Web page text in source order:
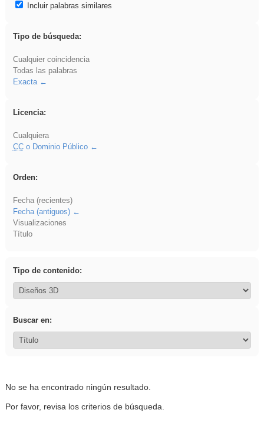
Incluir palabras similares
Tipo de búsqueda:
Cualquier coincidencia
Todas las palabras
Exacta
Licencia:
Cualquiera
CCo Dominio Público
Orden:
Fecha (recientes)
Fecha (antiguos)
Visualizaciones
Título
Tipo de contenido:
Buscar en:
No se ha encontrado ningún resultado.
Por favor, revisa los criterios de búsqueda.